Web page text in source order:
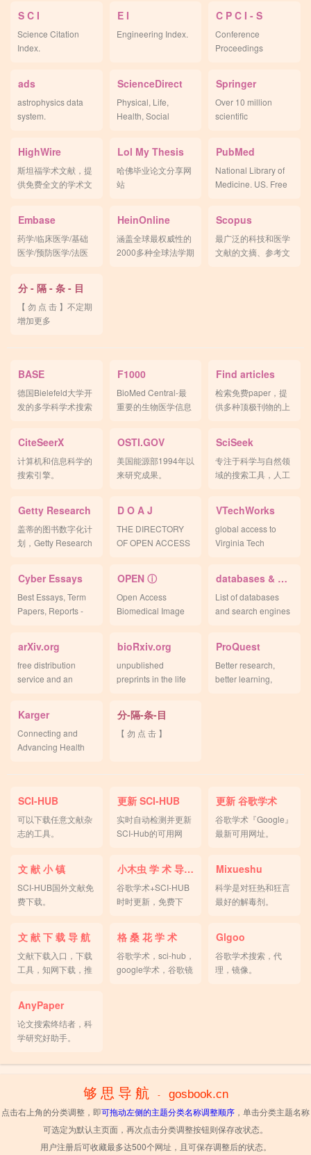
S C I
Science Citation
Index.
E I
Engineering Index.
C P C I - S
Conference
Proceedings
ads
astrophysics data
system.
ScienceDirect
Physical, Life,
Health, Social
Springer
Over 10 million
scientific
HighWire
斯坦福学术文献，提
供免费全文的学术文
Lol My Thesis
哈佛毕业论文分享网
站
PubMed
National Library of
Medicine. US. Free
Embase
药学/临床医学/基础
医学/预防医学/法医
HeinOnline
涵盖全球最权威性的
2000多种全球法学期
Scopus
最广泛的科技和医学
文献的文摘、参考文
分 - 隔 - 条 - 目
【 勿 点 击 】不定期
增加更多
BASE
德国Bielefeld大学开
发的多学科学术搜索
F1000
BioMed Central-最
重要的生物医学信息
Find articles
检索免费paper，提
供多种顶极刊物的上
CiteSeerX
计算机和信息科学的
搜索引擎。
OSTI.GOV
美国能源部1994年以
来研究成果。
SciSeek
专注于科学与自然领
域的搜索工具，人工
Getty Research
盖蒂的图书数字化计
划，Getty Research
D O A J
THE DIRECTORY
OF OPEN ACCESS
VTechWorks
global access to
Virginia Tech
Cyber Essays
Best Essays, Term
Papers, Reports -
OPEN ⓘ
Open Access
Biomedical Image
databases & engines
List of databases
and search engines
arXiv.org
free distribution
service and an
bioRxiv.org
unpublished
preprints in the life
ProQuest
Better research,
better learning,
Karger
Connecting and
Advancing Health
分-隔-条-目
【 勿 点 击 】
SCI-HUB
可以下载任意文献杂
志的工具。
更新 SCI-HUB
实时自动检测并更新
SCI-Hub的可用网
更新 谷歌学术
谷歌学术『Google』
最新可用网址。
文 献 小 镇
SCI-HUB国外文献免
费下载。
小木虫 学 术 导 航
谷歌学术+SCI-HUB
时时更新，免费下
Mixueshu
科学是对狂热和狂言
最好的解毒剂。
文 献 下 载 导 航
文献下载入口，下载
工具，知网下载，推
格 桑 花 学 术
谷歌学术，sci-hub，
google学术，谷歌镜
Glgoo
谷歌学术搜索，代
理，镜像。
AnyPaper
论文搜索终结者，科
学研究好助手。
够 思 导 航 - gosbook.cn
点击右上角的分类调整，即可拖动左侧的主题分类名称调整顺序 ，单击分类主题名称
可选定为默认主页面，再次点击分类调整按钮则保存改状态。
用户注册后可收藏最多达500个网址，且可保存调整后的状态。